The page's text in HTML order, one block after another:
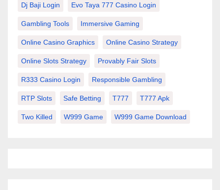
Dj Baji Login Evo Taya 777 Casino Login
Gambling Tools Immersive Gaming
Online Casino Graphics Online Casino Strategy
Online Slots Strategy Provably Fair Slots
R333 Casino Login Responsible Gambling
RTP Slots Safe Betting T777 T777 Apk
Two Killed W999 Game W999 Game Download